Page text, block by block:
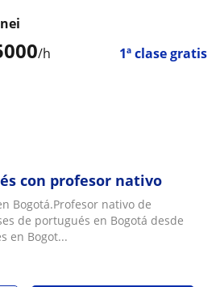
/h 1ª clase gratis
con profesor nativo
Bogotá.Profesor nativo de
de portugués en Bogotá desde
en Bogot...